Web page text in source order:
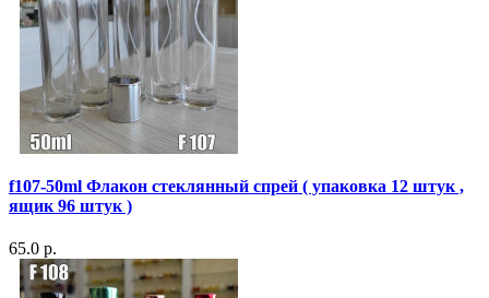
f107-50ml Флакон стеклянный спрей ( упаковка 12 штук ,
ящик 96 штук )
65.0 р.